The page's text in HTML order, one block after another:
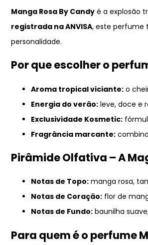
Manga Rosa By Candy é a explosão
registrada na ANVISA, este perfume
personalidade.
Por que escolher o
Aroma tropical viciante: o
Energia do verão: leve, doce e
Exclusividade Kosmetic:
Fragrância marcante:
Pirâmide Olfativa – A
Notas de Topo: manga rosa,
Notas de Coração: flor de
Notas de Fundo: baunilha
Para quem é o perfume